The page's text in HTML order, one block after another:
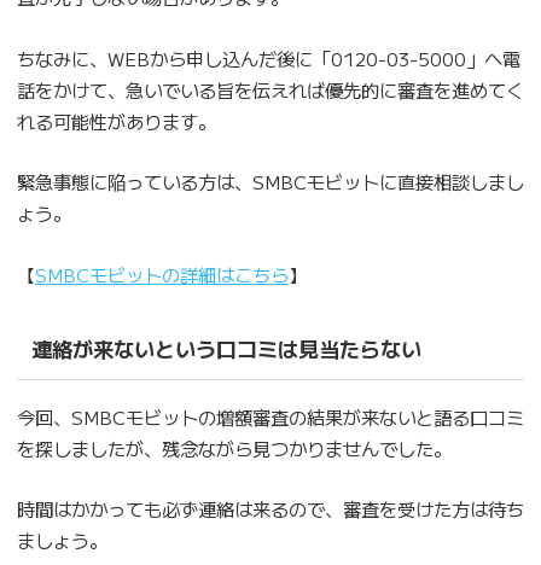
ちなみに、WEBから申し込んだ後に「0120-03-5000」へ電
話をかけて、急いでいる旨を伝えれば優先的に審査を進めてく
れる可能性があります。
緊急事態に陥っている方は、SMBCモビットに直接相談しまし
ょう。
【SMBCモビットの詳細はこちら】
連絡が来ないという口コミは見当たらない
今回、SMBCモビットの増額審査の結果が来ないと語る口コミ
を探しましたが、残念ながら見つかりませんでした。
時間はかかっても必ず連絡は来るので、審査を受けた方は待ち
ましょう。